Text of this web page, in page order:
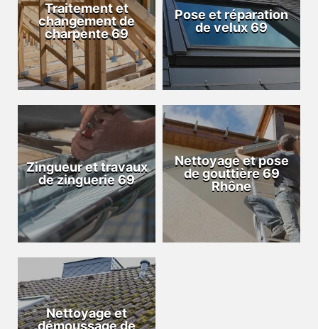
Traitement et
changement de
charpente 69
Pose et réparation
de velux 69
Zingueur et travaux
de zinguerie 69
Nettoyage et pose
de gouttière 69
Rhône
Nettoyage et
démoussage de